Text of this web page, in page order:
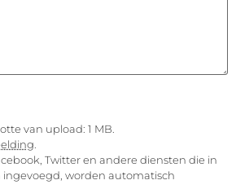
van upload: 1 MB.
Twitter en andere diensten die in
worden automatisch